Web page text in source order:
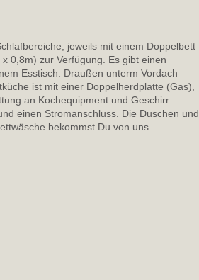
jeweils mit einem Doppelbett
0,8m) zur Verfügung. Es gibt einen
Esstisch. Draußen unterm Vordach
ist mit einer Doppelherdplatte (Gas),
an Kochequipment und Geschirr
einen Stromanschluss. Die Duschen und
bekommst Du von uns.